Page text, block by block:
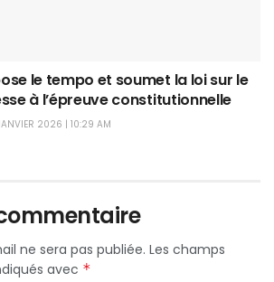
le tempo et soumet la loi sur le
à l’épreuve constitutionnelle
2026 | 10:29 AM
ne sera pas publiée. Les champs
avec *